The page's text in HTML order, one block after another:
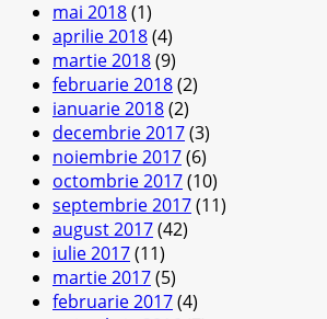
mai 2018(1)
aprilie 2018(4)
martie 2018(9)
februarie 2018(2)
ianuarie 2018(2)
decembrie 2017(3)
noiembrie 2017(6)
octombrie 2017(10)
septembrie 2017(11)
august 2017(42)
iulie 2017(11)
martie 2017(5)
februarie 2017(4)